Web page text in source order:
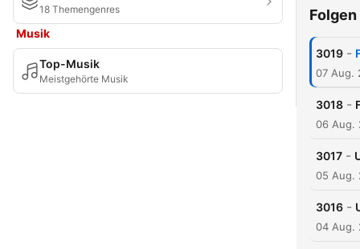
18 Themengenres
Musik
Top-Musik
Meistgehörte Musik
Folgen
3019 -
07 Aug.
3018 -
06 Aug.
3017 -
05 Aug.
3016 -
04 Aug.